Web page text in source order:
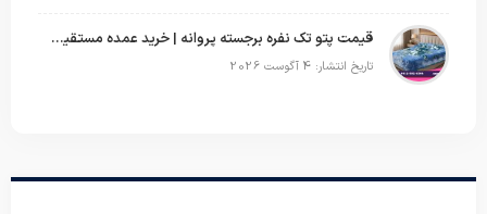
قیمت پتو تک نفره برجسته پروانه | خرید عمده مستقیم با بهترین قیمت بازار
تاریخ انتشار: 4 آگوست 2026